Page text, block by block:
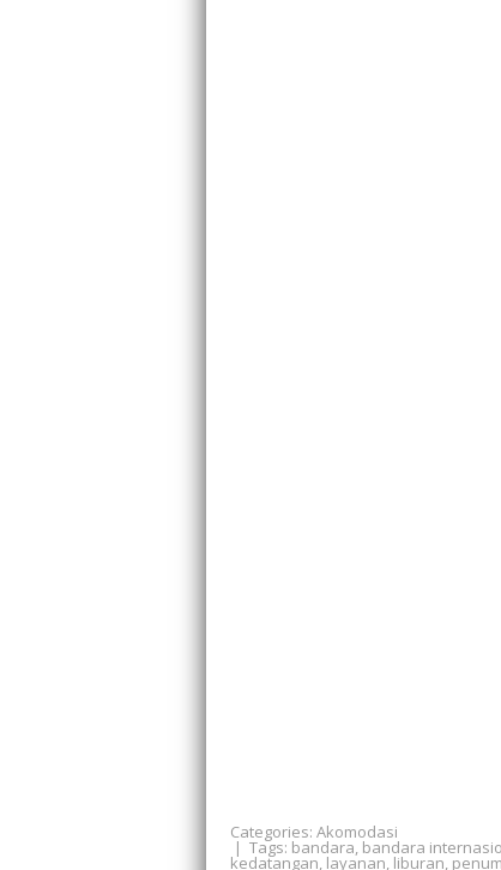
Categories: Akomodasi
| Tags: bandara, bandara
kedatangan, layanan, liburan,